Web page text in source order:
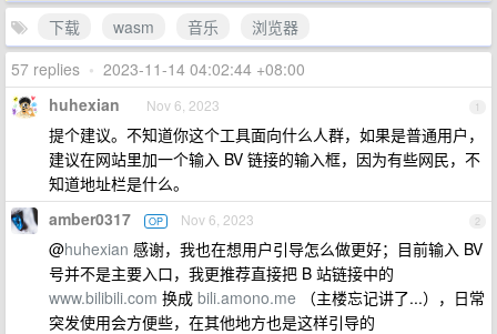
下载
wasm 音乐
浏览器
57 replies • 2023-11-14 04:02:44 +08:00
1
huhexian Nov 6, 2023
提个建议。不知道你这个工具面向什么人群，如果是普通用户，
建议在网站里加一个输入 BV 链接的输入框，因为有些网民，不
知道地址栏是什么。
2
amber0317 OP Nov 6, 2023
@huhexian 感谢，我也在想用户引导怎么做更好；目前输入 BV
号并不是主要入口，我更推荐直接把 B 站链接中的
www.bilibili.com 换成 bili.amono.me （主楼忘记讲了...），日常
突发使用会方便些，在其他地方也是这样引导的